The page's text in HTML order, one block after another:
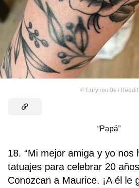
© Eurynom0s / Reddit
“Papá”
18. “Mi mejor amiga y yo nos
tatuajes para celebrar 20
Conozcan a Maurice. ¡A él le